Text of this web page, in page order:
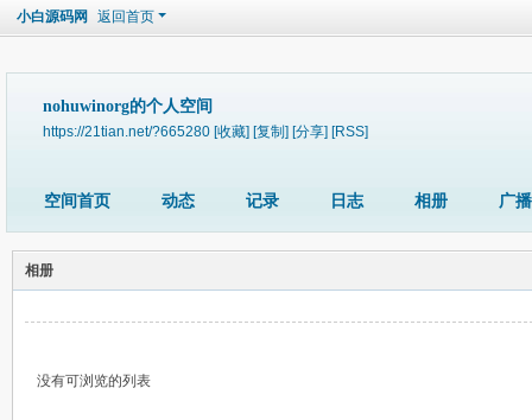
小白源码网 返回首页
nohuwinorg的个人空间
https://21tian.net/?665280 [收藏] [复制] [分享] [RSS]
空间首页 动态 记录 日志 相册 广播
相册
没有可浏览的列表